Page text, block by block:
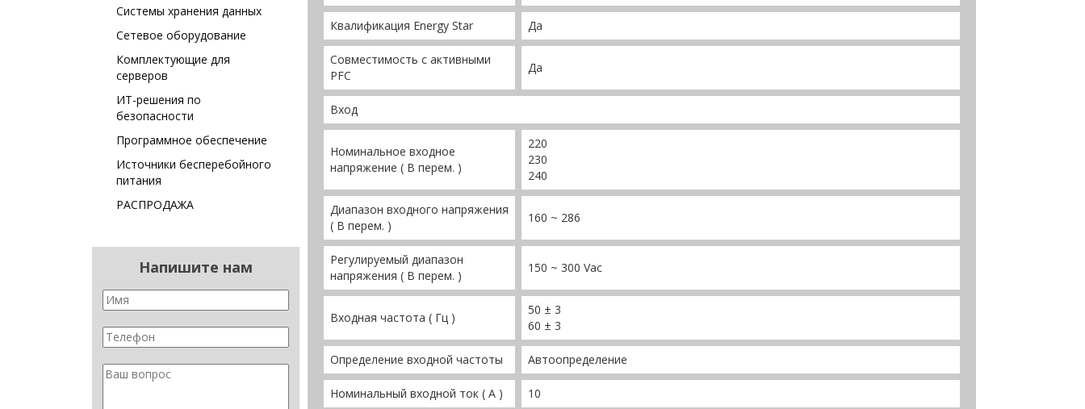
Системы хранения данных
Сетевое оборудование
Комплектующие для
серверов
ИТ-решения по
безопасности
Программное обеспечение
Источники бесперебойного
питания
РАСПРОДАЖА
Напишите нам
Квалификация Energy Star Да
Совместимость с активными
PFC
Да
Вход
Номинальное входное
напряжение ( В перем. )
220
230
240
Диапазон входного напряжения
( В перем. )
160 ~ 286
Регулируемый диапазон
напряжения ( В перем. )
150 ~ 300 Vac
Входная частота ( Гц )
50 ± 3
60 ± 3
Определение входной частоты Автоопределение
Номинальный входной ток ( A ) 10